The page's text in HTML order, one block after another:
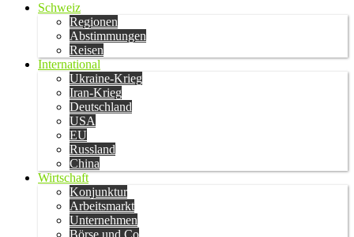
Schweiz
Regionen
Abstimmungen
Reisen
International
Ukraine-Krieg
Iran-Krieg
Deutschland
USA
EU
Russland
China
Wirtschaft
Konjunktur
Arbeitsmarkt
Unternehmen
Börse und Co